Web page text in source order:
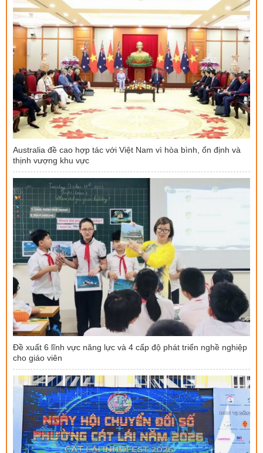
Australia đề cao hợp tác với Việt Nam vì hòa bình, ổn định và
thịnh vượng khu vực
Đề xuất 6 lĩnh vực năng lực và 4 cấp độ phát triển nghề nghiệp
cho giáo viên